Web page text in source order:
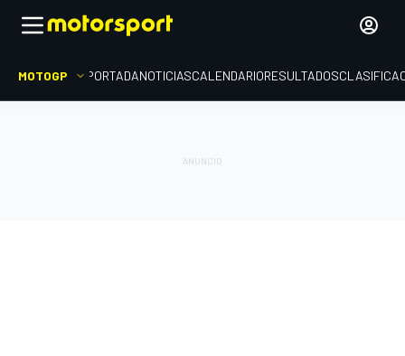
MOTOGP PORTADANOTICIASCALENDARIORESULTADOS